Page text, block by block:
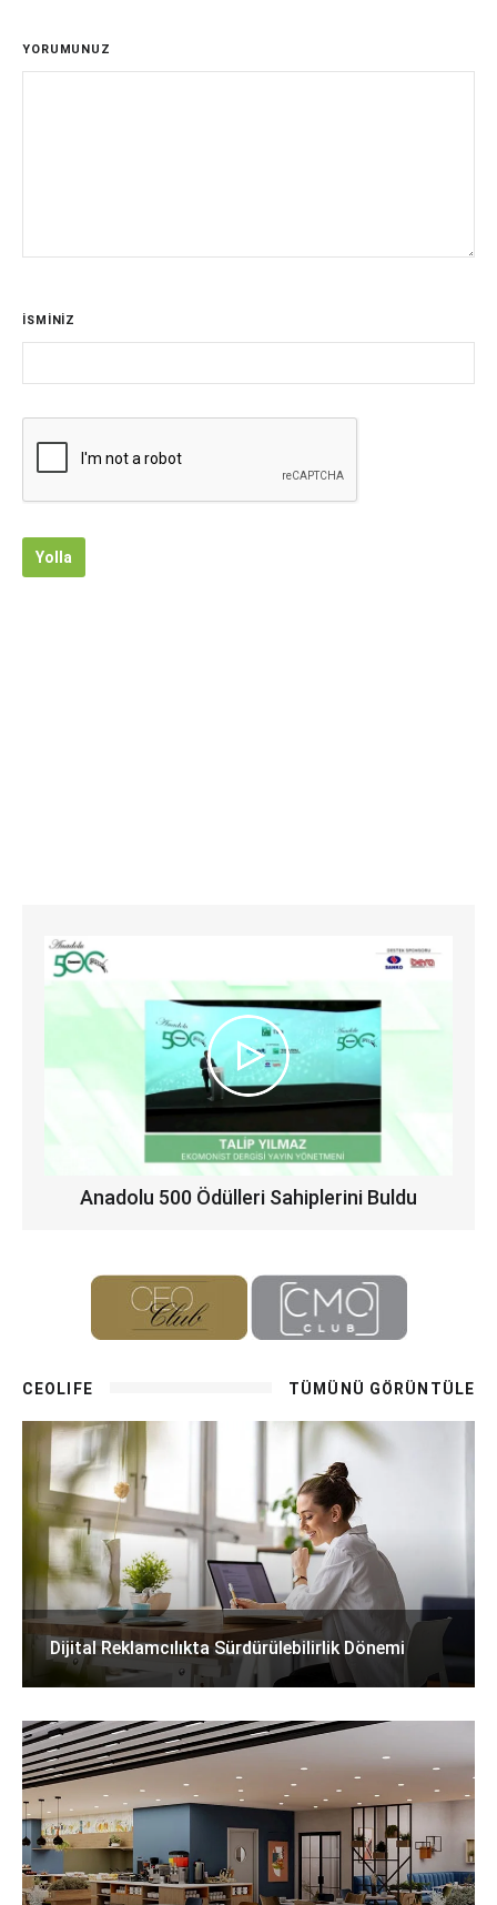
YORUMUNUZ
İSMİNİZ
Yolla
Anadolu 500 Ödülleri Sahiplerini Buldu
CEOLIFE TÜMÜNÜ GÖRÜNTÜLE
Dijital Reklamcılıkta Sürdürülebilirlik Dönemi